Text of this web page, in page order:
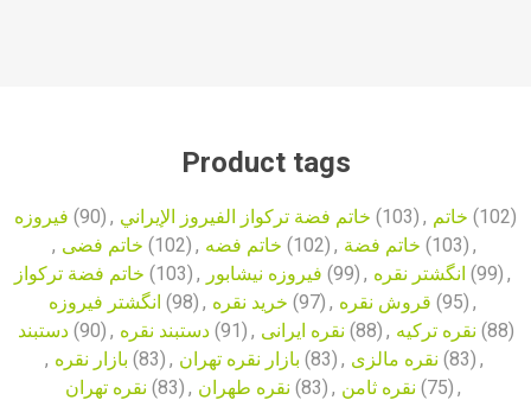
Product tags
فیروزه (90) , خاتم فضة تركواز الفيروز الإيراني (103) , خاتم (102)
, خاتم فضی (102) , خاتم فضه (102) , خاتم فضة (103) ,
خاتم فضة تركواز (103) , فیروزه نیشابور (99) , انگشتر نقره (99) ,
انگشتر فیروزه (98) , خرید نقره (97) , قروش نقره (95) ,
دستبند (90) , دستبند نقره (91) , نقره ایرانی (88) , نقره ترکیه (88)
, بازار نقره (83) , بازار نقره تهران (83) , نقره مالزی (83) ,
نقره تهران (83) , نقره طهران (83) , نقره ثامن (75) ,